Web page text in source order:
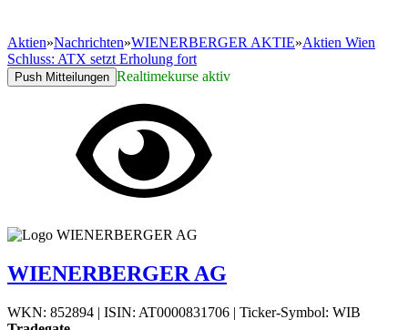
Aktien»Nachrichten»WIENERBERGER AKTIE»Aktien Wien
Schluss: ATX setzt Erholung fort
Push Mitteilungen Realtimekurse aktiv
WIENERBERGER AG
WKN: 852894 | ISIN: AT0000831706 | Ticker-Symbol: WIB